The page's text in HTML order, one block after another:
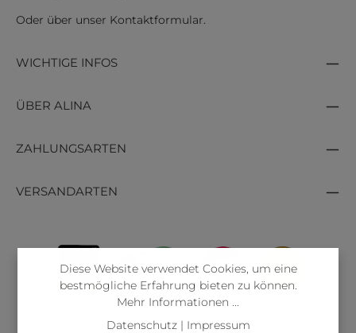
Oder über unser Kontaktformular.
WICHTIGE INFOS
ÜBER ALINA
ZAHLUNGSARTEN
VERSANDARTEN
Diese Website verwendet Cookies, um eine
bestmögliche Erfahrung bieten zu können.
Mehr Informationen ...
Datenschutz| Impressum